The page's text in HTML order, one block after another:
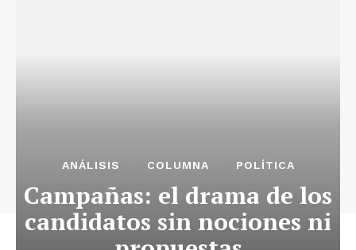
ANÁLISIS COLUMNA POLÍTICA
Campañas: el drama de los
candidatos sin nociones ni